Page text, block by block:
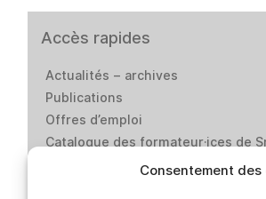
Consentement des
Accès rapides
Actualités – archives
Publications
Offres d’emploi
Catalogue des formateur·ices de